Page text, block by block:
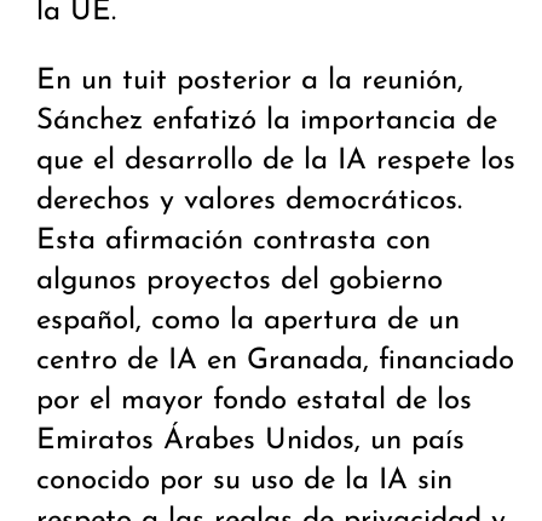
la UE.
En un tuit posterior a la reunión,
Sánchez enfatizó la importancia de
que el desarrollo de la IA respete los
derechos y valores democráticos.
Esta afirmación contrasta con
algunos proyectos del gobierno
español, como la apertura de un
centro de IA en Granada, financiado
por el mayor fondo estatal de los
Emiratos Árabes Unidos, un país
conocido por su uso de la IA sin